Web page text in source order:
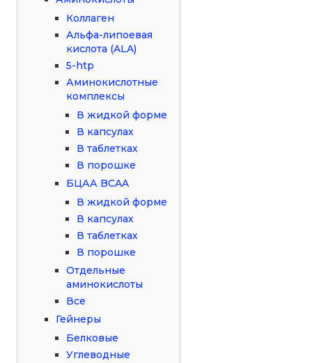
Коллаген
Альфа-липоевая
кислота (ALA)
5-htp
Аминокислотные
комплексы
В жидкой форме
В капсулах
В таблетках
В порошке
БЦАА BCAA
В жидкой форме
В капсулах
В таблетках
В порошке
Отдельные
аминокислоты
Все
Гейнеры
Белковые
Углеводные